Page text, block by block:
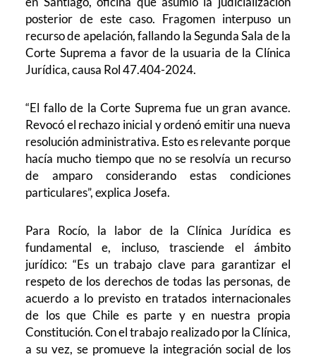
posterior de este caso. Fragomen interpuso un
recurso de apelación, fallando la Segunda Sala de la
Corte Suprema a favor de la usuaria de la Clínica
Jurídica, causa Rol 47.404-2024.
“El fallo de la Corte Suprema fue un gran avance.
Revocó el rechazo inicial y ordenó emitir una nueva
resolución administrativa. Esto es relevante porque
hacía mucho tiempo que no se resolvía un recurso
de amparo considerando estas condiciones
particulares”, explica Josefa.
Para Rocío, la labor de la Clínica Jurídica es
fundamental e, incluso, trasciende el ámbito
jurídico: “Es un trabajo clave para garantizar el
respeto de los derechos de todas las personas, de
acuerdo a lo previsto en tratados internacionales
de los que Chile es parte y en nuestra propia
Constitución. Con el trabajo realizado por la Clínica,
a su vez, se promueve la integración social de los